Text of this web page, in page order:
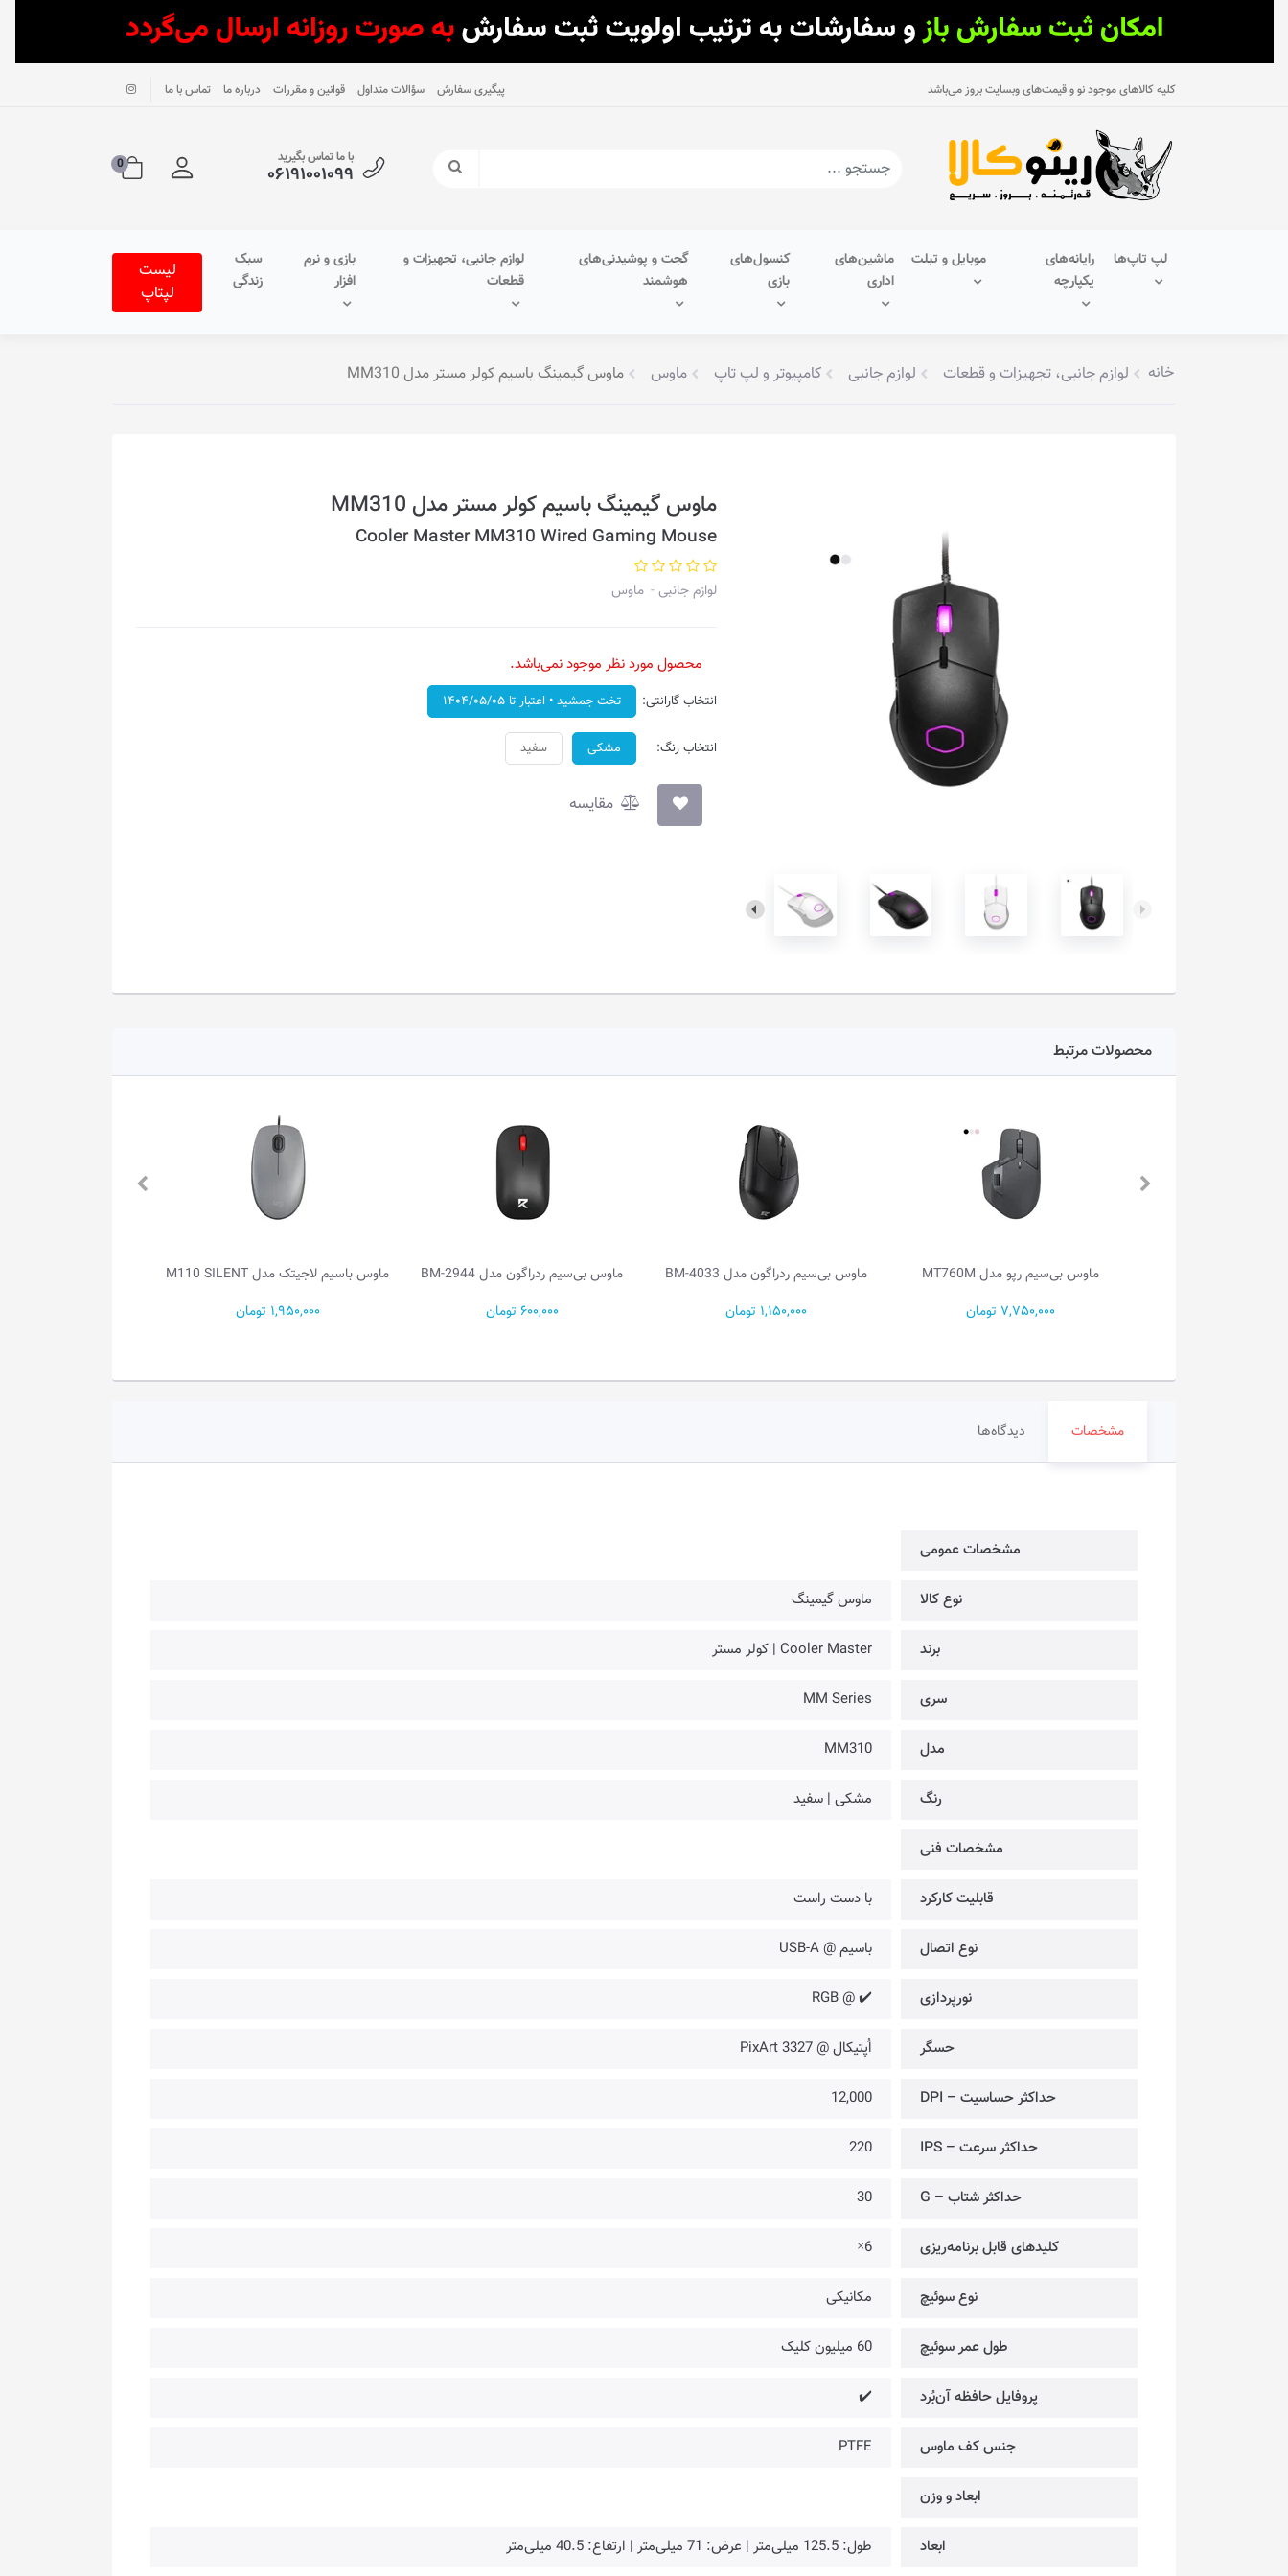
کلیه کالاهای موجود نو و قیمت‌های وبسایت بروز می‌باشد پیگیری سفارش سؤالات متداول قوانین و مقررات درباره ما تماس با ما
با ما تماس بگیرید
۰۶۱۹۱۰۰۱۰۹۹ 0
لپ تاپ‌ها
رایانه‌های
یکپارچه
موبایل و تبلت
ماشین‌های
اداری
کنسول‌های
بازی
گجت و پوشیدنی‌های
هوشمند
لوازم جانبی، تجهیزات و
قطعات
بازی و نرم
افزار
سبک
زندگی
لیست
لپتاپ
خانه لوازم جانبی، تجهیزات و قطعات لوازم جانبی کامپیوتر و لپ تاپ ماوس ماوس گیمینگ باسیم کولر مستر مدل MM310
ماوس گیمینگ باسیم کولر مستر مدل MM310
Cooler Master MM310 Wired Gaming Mouse
لوازم جانبی ماوس
محصول مورد نظر موجود نمی‌باشد.
انتخاب گارانتی: تخت جمشید • اعتبار تا ۱۴۰۴/۰۵/۰۵
انتخاب رنگ: مشکی سفید
مقایسه
محصولات مرتبط
ماوس بی‌سیم رپو مدل MT760M
7,750,000 تومان
ماوس بی‌سیم ردراگون مدل BM-4033
1,150,000 تومان
ماوس بی‌سیم ردراگون مدل BM-2944
600,000 تومان
ماوس باسیم لاجیتک مدل M110 SILENT
1,950,000 تومان
مشخصات دیدگاه‌ها
مشخصات عمومی
نوع کالا ماوس گیمینگ
برند Cooler Master | کولر مستر
سری MM Series
مدل MM310
رنگ مشکی | سفید
مشخصات فنی
قابلیت کارکرد با دست راست
نوع اتصال باسیم @ USB-A
نورپردازی ✔️ @ RGB
حسگر اُپتیکال @ PixArt 3327
حداکثر حساسیت – DPI 12,000
حداکثر سرعت – IPS 220
حداکثر شتاب – G 30
کلیدهای قابل برنامه‌ریزی 6×
نوع سوئیچ مکانیکی
طول عمر سوئیچ‌ 60 میلیون کلیک
پروفایل حافظه آن‌بُرد ✔️
جنس کف ماوس PTFE
ابعاد و وزن
ابعاد طول: 125.5 میلی‌متر | عرض: 71 میلی‌متر | ارتفاع: 40.5 میلی‌متر